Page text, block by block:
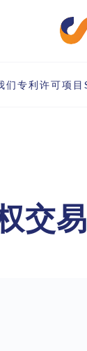
们专利许可项目
交